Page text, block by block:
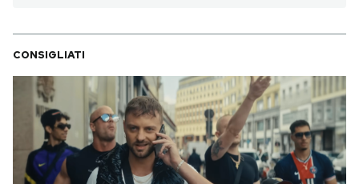
CONSIGLIATI